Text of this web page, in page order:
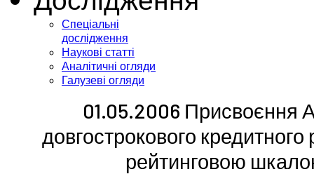
Спеціальні
дослідження
Наукові статті
Аналітичні огляди
Галузеві огляди
01.05.2006 Присвоєння
довгострокового
рейтинговою